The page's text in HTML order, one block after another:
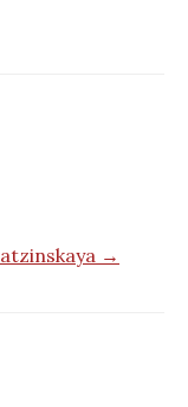
→